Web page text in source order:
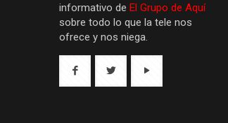
informativo de El Grupo de Aquí
sobre todo lo que la tele nos
ofrece y nos niega.